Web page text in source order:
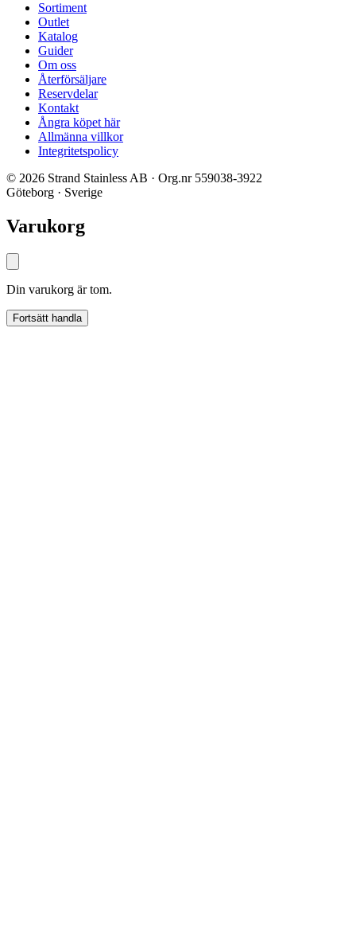
Sortiment
Outlet
Katalog
Guider
Om oss
Återförsäljare
Reservdelar
Kontakt
Ångra köpet här
Allmänna villkor
Integritetspolicy
© 2026 Strand Stainless AB · Org.nr 559038-3922
Göteborg · Sverige
Varukorg
Din varukorg är tom.
Fortsätt handla